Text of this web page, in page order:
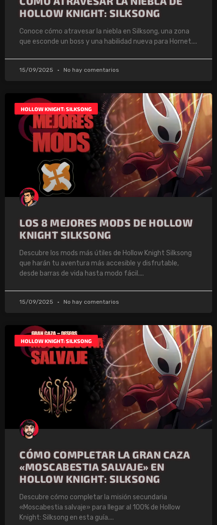
HOLLOW KNIGHT: SILKSONG
Conoce cómo atravesar la niebla en Silksong, una zona
que esconde un boss y una habilidad nueva para Hornet.
15/09/2025 No hay comentarios
HOLLOW KNIGHT: SILKSONG
LOS 8 MEJORES MODS DE HOLLOW
KNIGHT SILKSONG
Descubre los mods más útiles de Hollow Knight Silksong
que harán tu aventura más accesible y disfrutable,
desde barras de vida hasta modo fácil.
15/09/2025 No hay comentarios
HOLLOW KNIGHT: SILKSONG
CÓMO COMPLETAR LA GRAN CAZA
«MOSCABESTIA SALVAJE» EN
HOLLOW KNIGHT: SILKSONG
Descubre cómo completar la misión secundaria
«Moscabestia salvaje» para llegar al 100% de Hollow
Knight: Silksong en esta guía.